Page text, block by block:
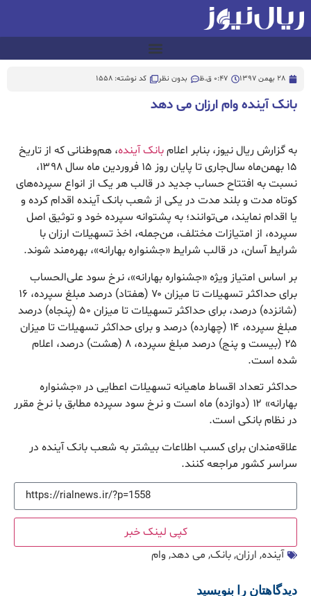
28 بهمن 1397 0:47 ق.ظ بدون نظر کد نوشته: 1558
بانک آینده وام ارزان می دهد
به گزارش ریال نیوز، بنابر اعلامبانک آینده، هم‌وطنانی که از تاریخ
۱۵ بهمن‌ماه سال‌جاری تا پایان روز ۱۵ فروردین ماه سال ۱۳۹۸،
نسبت به افتتاح حساب جدید در قالب هر یک از انواع سپرده‌های
کوتاه مدت و بلند مدت در یکی از شعب بانک آینده اقدام کرده و
یا اقدام نمایند، می‌توانند؛ به پشتوانه سپرده خود و توثیق اصل
سپرده، از امتیازات مختلف، من‌جمله، اخذ تسهیلات ارزان با
شرایط آسان، در قالب شرایط «جشنواره بهارانه»، بهره‌مند شوند.
بر اساس امتیاز ویژه «جشنواره بهارانه»، نرخ سود علی‌الحساب
برای حداکثر تسهیلات تا میزان ۷۰ (هفتاد) درصد مبلغ سپرده، ۱۶
(شانزده) درصد، برای حداکثر تسهیلات تا میزان ۵۰ (پنجاه) درصد
مبلغ سپرده، ۱۴ (چهارده) درصد و برای حداکثر تسهیلات تا میزان
۲۵ (بیست و پنج) درصد مبلغ سپرده، ۸ (هشت) درصد، اعلام
شده است.
حداکثر تعداد اقساط ماهیانه تسهیلات اعطایی در «جشنواره
بهارانه» ۱۲ (دوازده) ماه است و نرخ سود سپرده مطابق با نرخ مقرر
در نظام بانکی است.
علاقه‌مندان برای کسب اطلاعات بیشتر به شعب بانک آینده در
سراسر کشور مراجعه کنند.
کپی لینک خبر
آینده, ارزان,بانک, می دهد, وام
دیدگاهتان را بنویسید